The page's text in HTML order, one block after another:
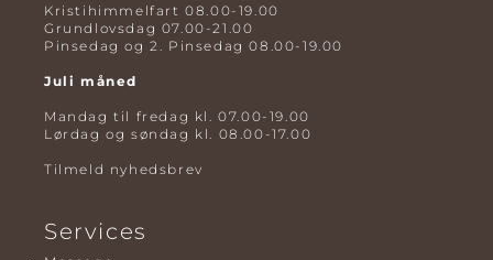
Kristihimmelfart 08.00-19.00
Grundlovsdag 07.00-21.00
Pinsedag og 2. Pinsedag 08.00-19.00
Juli måned
Mandag til fredag kl. 07.00-19.00
Lørdag og søndag kl. 08.00-17.00
Tilmeld nyhedsbrev
Services